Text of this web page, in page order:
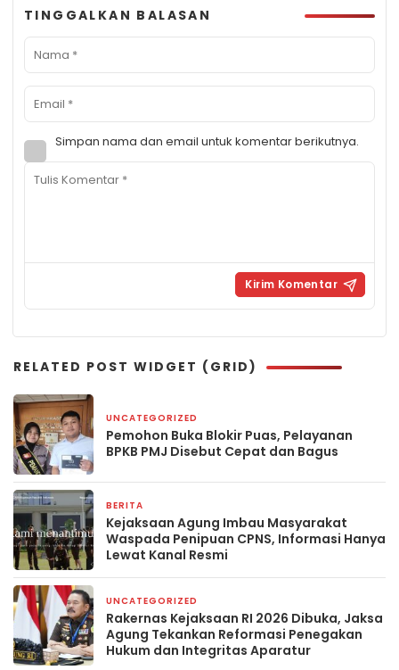
TINGGALKAN BALASAN
Simpan nama dan email untuk komentar berikutnya.
RELATED POST WIDGET (GRID)
UNCATEGORIZED
Pemohon Buka Blokir Puas, Pelayanan
BPKB PMJ Disebut Cepat dan Bagus
BERITA
Kejaksaan Agung Imbau Masyarakat
Waspada Penipuan CPNS, Informasi Hanya
Lewat Kanal Resmi
UNCATEGORIZED
Rakernas Kejaksaan RI 2026 Dibuka, Jaksa
Agung Tekankan Reformasi Penegakan
Hukum dan Integritas Aparatur